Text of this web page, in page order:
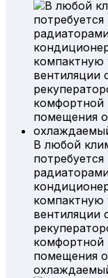
В любой
компактную
вентиляции
комфортной
помещения